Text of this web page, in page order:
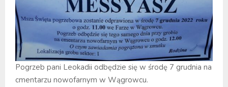
Pogrzeb pani Leokadii odbędzie się w środę 7 grudnia na
cmentarzu nowofarnym w Wągrowcu.